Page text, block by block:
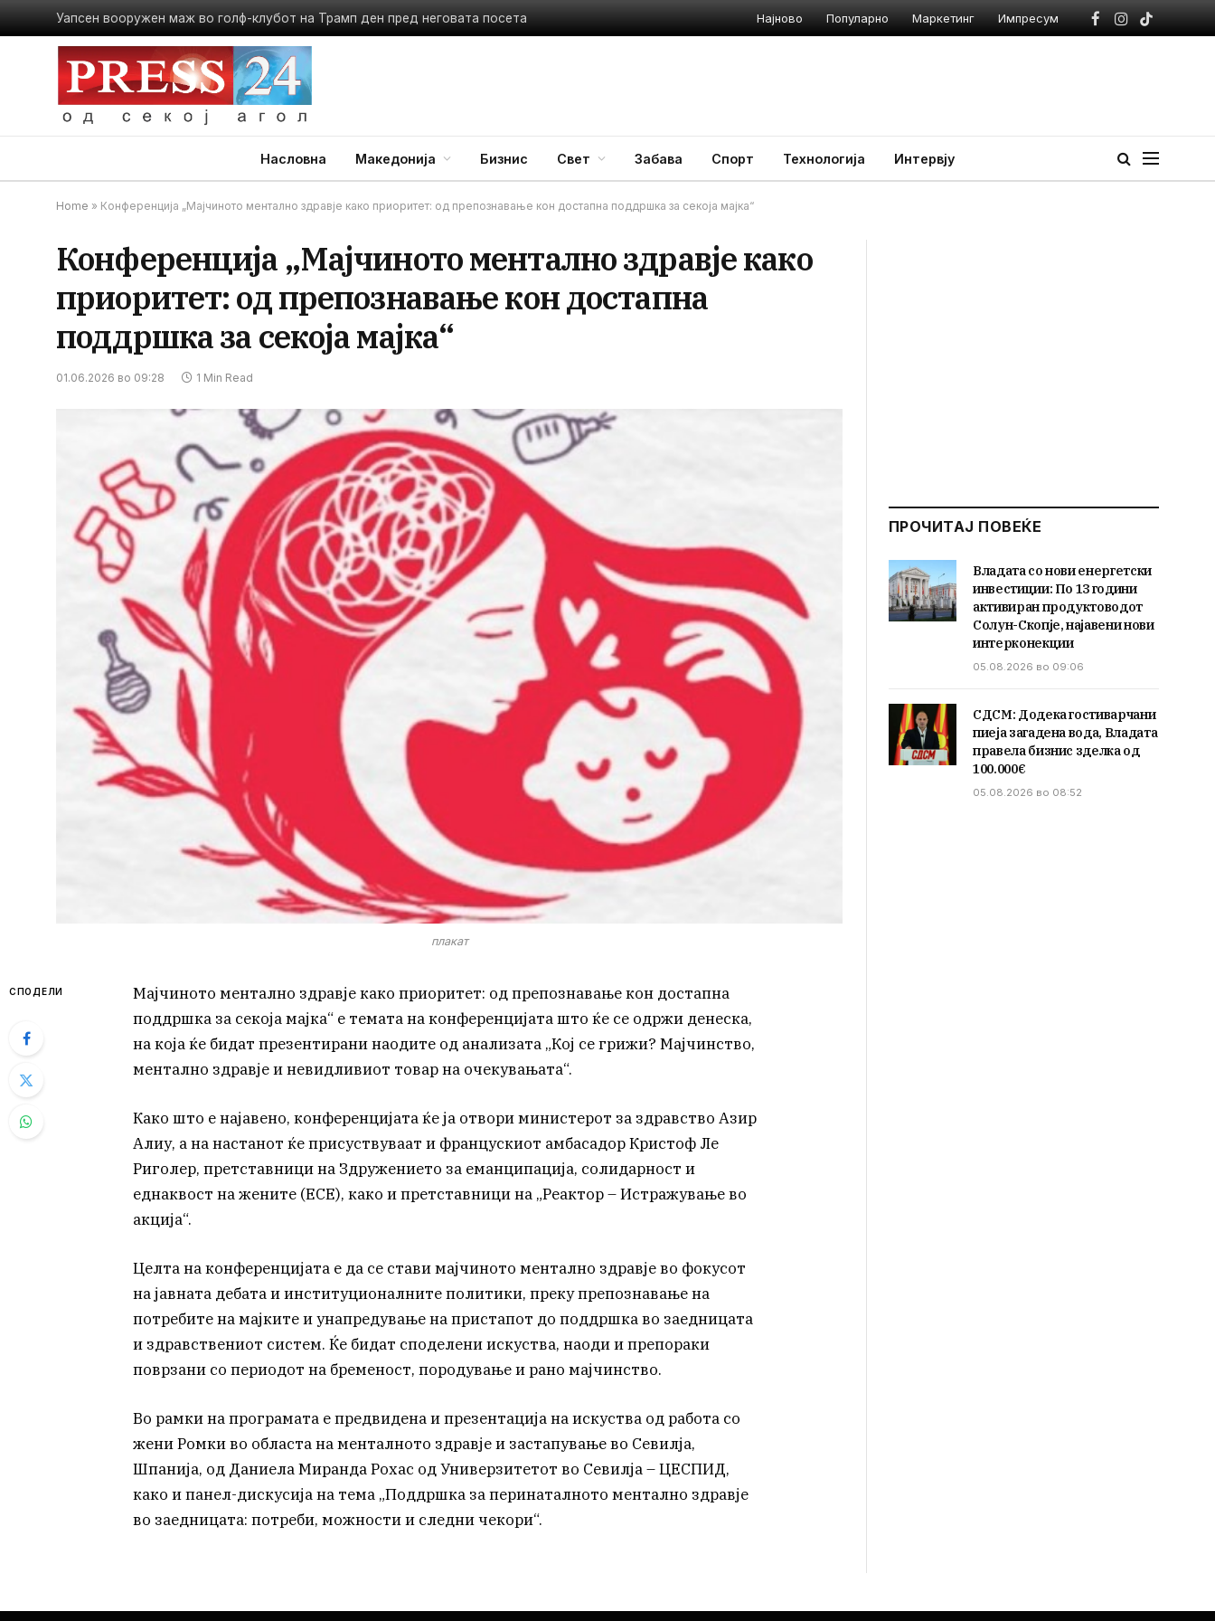
Уапсен вооружен маж во голф-клубот на Трамп ден пред неговата посета Најново Популарно Маркетинг Импресум
Facebook
Instagram
TikTok
Насловна Македонија Бизнис Свет Забава Спорт Технологија Интервју
Home » Конференција „Мајчиното ментално здравје како приоритет: од препознавање кон достапна поддршка за секоја мајка“
Конференција „Мајчиното ментално здравје како
приоритет: од препознавање кон достапна
поддршка за секоја мајка“
01.06.2026 во 09:28 1 Min Read
плакат
СПОДЕЛИ
Мајчиното ментално здравје како приоритет: од препознавање кон достапна
поддршка за секоја мајка“ е темата на конференцијата што ќе се одржи денеска,
на која ќе бидат презентирани наодите од анализата „Кој се грижи? Мајчинство,
ментално здравје и невидливиот товар на очекувањата“.
Како што е најавено, конференцијата ќе ја отвори министерот за здравство Азир
Алиу, а на настанот ќе присуствуваат и францускиот амбасадор Кристоф Ле
Риголер, претставници на Здружението за еманципација, солидарност и
еднаквост на жените (ЕСЕ), како и претставници на „Реактор – Истражување во
акција“.
Целта на конференцијата е да се стави мајчиното ментално здравје во фокусот
на јавната дебата и институционалните политики, преку препознавање на
потребите на мајките и унапредување на пристапот до поддршка во заедницата
и здравствениот систем. Ќе бидат споделени искуства, наоди и препораки
поврзани со периодот на бременост, породување и рано мајчинство.
Во рамки на програмата е предвидена и презентација на искуства од работа со
жени Ромки во областа на менталното здравје и застапување во Севилја,
Шпанија, од Даниела Миранда Рохас од Универзитетот во Севилја – ЦЕСПИД,
како и панел-дискусија на тема „Поддршка за перинаталното ментално здравје
во заедницата: потреби, можности и следни чекори“.
ПРОЧИТАЈ ПОВЕЌЕ
Владата со нови енергетски
инвестиции: По 13 години
активиран продуктоводот
Солун-Скопје, најавени нови
интерконекции
05.08.2026 во 09:06
СДСМ: Додека гостиварчани
пиеја загадена вода, Владата
правела бизнис зделка од
100.000€
05.08.2026 во 08:52